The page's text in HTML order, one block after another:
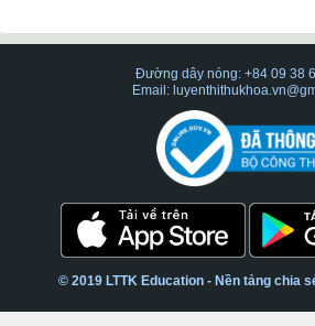
Đường dây nóng: +84 09 38
Email:
© 2019 LTTK Education - Nền tảng chia